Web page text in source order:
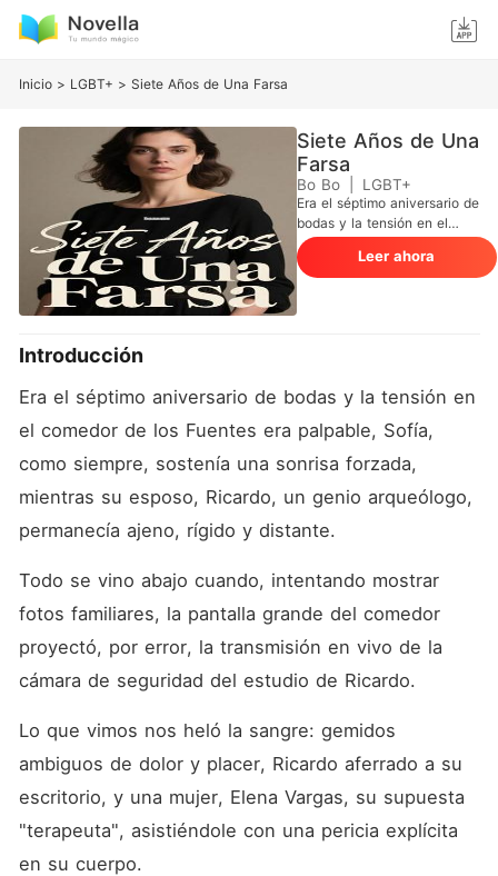
Inicio > LGBT+ > Siete Años de Una Farsa
Siete Años de Una
Farsa
Bo Bo LGBT+
Era el séptimo aniversario de
bodas y la tensión en el
comedor de los Fuentes era
palpable, Sofía, como
siempre, sostenía una
intentando mostrar fotos
familiares, la pantalla grande
del comedor proyectó, por
error, la transmisión en vivo
del estudio de Ricardo. Lo
que vimos nos heló la
sangre: gemidos ambiguos
aferrado a su escritorio, y
una mujer, Elena Vargas, su
supuesta "terapeuta",
asistiéndole con una pericia
humillación me quemaba la
con mi roce, ¿pagaba a otra
para excitarse así? Sin decir
una palabra, cancelé mi
de toda la vida, y con la voz
extrañamente calmada,
marqué el número de un
Leer ahora
Introducción
Era el séptimo aniversario de bodas y la tensión en
el comedor de los Fuentes era palpable, Sofía,
como siempre, sostenía una sonrisa forzada,
mientras su esposo, Ricardo, un genio arqueólogo,
permanecía ajeno, rígido y distante.
Todo se vino abajo cuando, intentando mostrar
fotos familiares, la pantalla grande del comedor
proyectó, por error, la transmisión en vivo de la
cámara de seguridad del estudio de Ricardo.
Lo que vimos nos heló la sangre: gemidos
ambiguos de dolor y placer, Ricardo aferrado a su
escritorio, y una mujer, Elena Vargas, su supuesta
"terapeuta", asistiéndole con una pericia explícita
en su cuerpo.